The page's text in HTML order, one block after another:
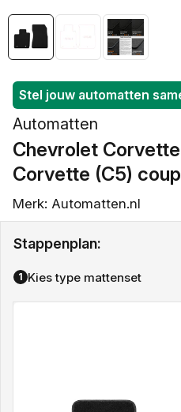
Stel jouw automatten
Automatten
Chevrolet
/
Corvette (C5)
Merk: Automatten.nl
Stappenplan:
1 Kies type mattenset